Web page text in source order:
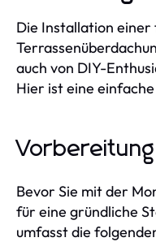
Die Installation
auch von DIY-
Hier ist eine
Bevor Sie mit der
für eine gründliche
umfasst die